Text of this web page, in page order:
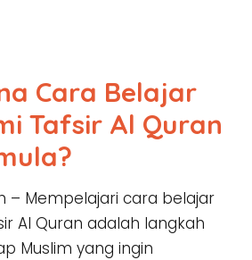
Cara Belajar
Tafsir Al Quran
– Mempelajari cara belajar
Al Quran adalah langkah
Muslim yang ingin